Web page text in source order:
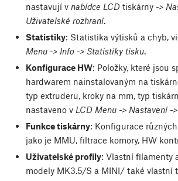
nastavují v nabídce LCD tiskárny ->
Uživatelské rozhraní.
Statistiky: Statistika výtisků a chyb,
Menu -> Info -> Statistiky tisku.
Konfigurace HW: Položky, které jsou
hardwarem nainstalovaným na
typ extruderu, kroky na mm, typ
nastaveno v LCD Menu -> Nastavení -
Funkce tiskárny: Konfigurace
jako je MMU, filtrace komory, HW
Uživatelské profily: Vlastní filamenty
modely MK3.5/S a MINI/ také vlastní